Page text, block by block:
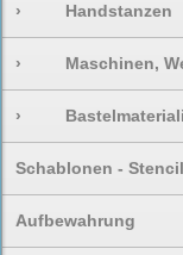
› Handstanzen
› Maschinen,
›
Schablonen - Stencil
Aufbewahrung